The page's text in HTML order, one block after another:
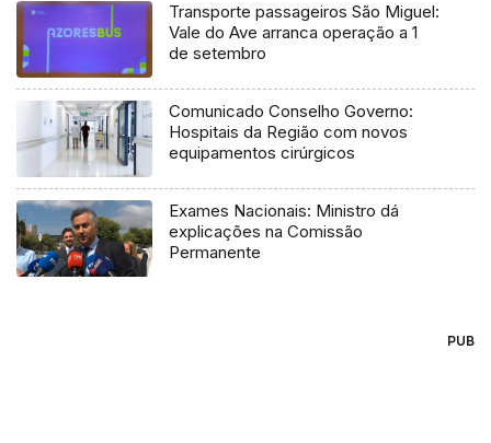
Transporte passageiros São Miguel:
Vale do Ave arranca operação a 1
de setembro
Comunicado Conselho Governo:
Hospitais da Região com novos
equipamentos cirúrgicos
Exames Nacionais: Ministro dá
explicações na Comissão
Permanente
PUB